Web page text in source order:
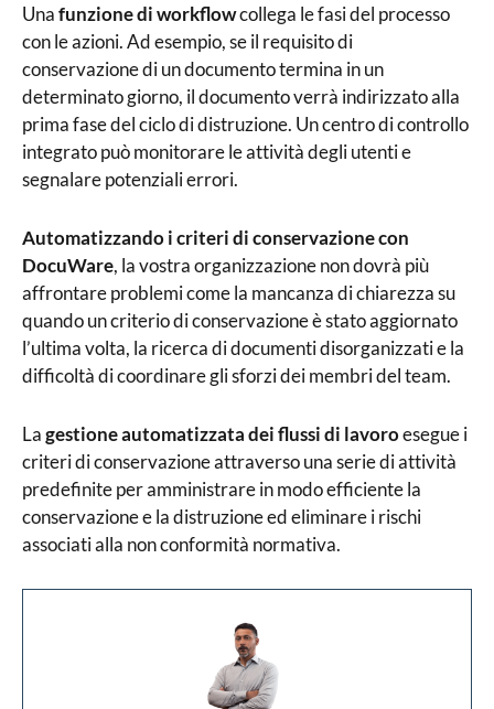
Unafunzione di workflowcollega le fasi del processo
con le azioni. Ad esempio, se il requisito di
conservazione di un documento termina in un
determinato giorno, il documento verrà indirizzato alla
prima fase del ciclo di distruzione. Un centro di controllo
integrato può monitorare le attività degli utenti e
segnalare potenziali errori.
Automatizzando i criteri di conservazione con
DocuWare, la vostra organizzazione non dovrà più
affrontare problemi come la mancanza di chiarezza su
quando un criterio di conservazione è stato aggiornato
l’ultima volta, la ricerca di documenti disorganizzati e la
difficoltà di coordinare gli sforzi dei membri del team.
Lagestione automatizzata dei flussi di lavoroesegue i
criteri di conservazione attraverso una serie di attività
predefinite per amministrare in modo efficiente la
conservazione e la distruzione ed eliminare i rischi
associati alla non conformità normativa.